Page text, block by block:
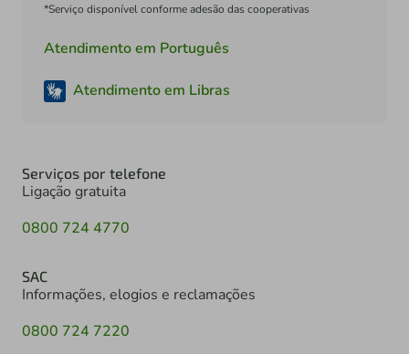
*Serviço disponível conforme adesão das cooperativas
Atendimento em Português
Atendimento em Libras
Serviços por telefone
Ligação gratuita
0800 724 4770
SAC
Informações, elogios e reclamações
0800 724 7220